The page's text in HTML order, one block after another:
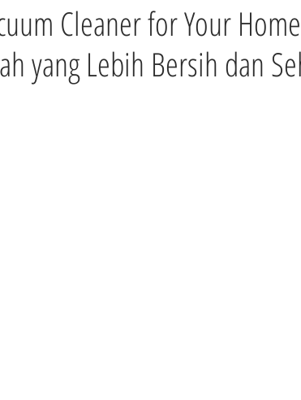
Cleaner for Your
yang Lebih Bersih dan